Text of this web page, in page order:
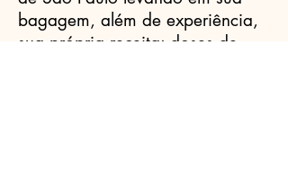
bagagem, além de experiência,
sua própria receita: doses de